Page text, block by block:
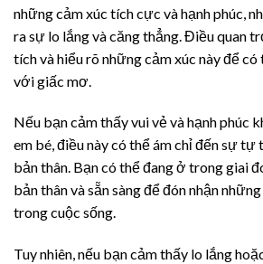
những cảm xúc tích cực và hạnh phúc,
ra sự lo lắng và căng thẳng. Điều quan
tích và hiểu rõ những cảm xúc này để
với giấc mơ.
Nếu bạn cảm thấy vui vẻ và hạnh phúc
em bé, điều này có thể ám chỉ đến sự tự
bản thân. Bạn có thể đang ở trong giai
bản thân và sẵn sàng để đón nhận
trong cuộc sống.
Tuy nhiên, nếu bạn cảm thấy lo lắng